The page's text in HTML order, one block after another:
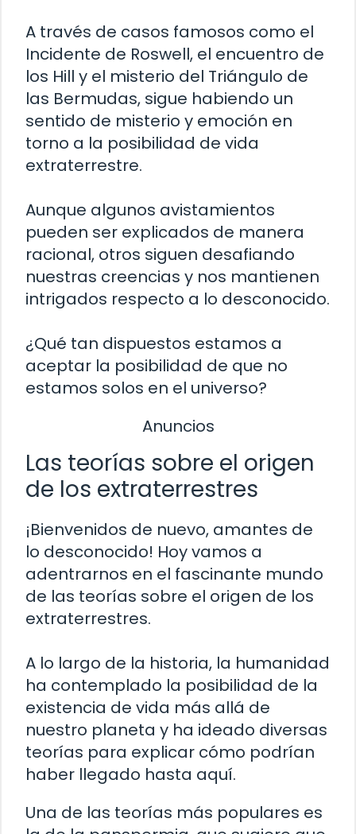
A través de casos famosos como el
Incidente de Roswell, el encuentro de
los Hill y el misterio del Triángulo de
las Bermudas, sigue habiendo un
sentido de misterio y emoción en
torno a la posibilidad de vida
extraterrestre.
Aunque algunos avistamientos
pueden ser explicados de manera
racional, otros siguen desafiando
nuestras creencias y nos mantienen
intrigados respecto a lo desconocido.
¿Qué tan dispuestos estamos a
aceptar la posibilidad de que no
estamos solos en el universo?
Anuncios
Las teorías sobre el origen
de los extraterrestres
¡Bienvenidos de nuevo, amantes de
lo desconocido! Hoy vamos a
adentrarnos en el fascinante mundo
de las teorías sobre el origen de los
extraterrestres.
A lo largo de la historia, la humanidad
ha contemplado la posibilidad de la
existencia de vida más allá de
nuestro planeta y ha ideado diversas
teorías para explicar cómo podrían
haber llegado hasta aquí.
Una de las teorías más populares es